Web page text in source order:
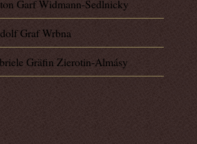
Garf Widmann-Sedlnicky
Graf Wrbna
Gräfin Zierotin-Almásy